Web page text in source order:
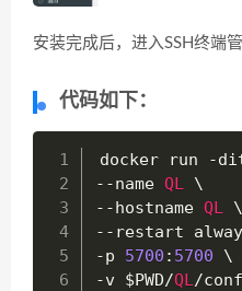
安装完成后，进入SSH终端
代码如下：
docker run -
--name QL
--hostname QL
--
-p 5700 : 5700
-v $PWD/QL /